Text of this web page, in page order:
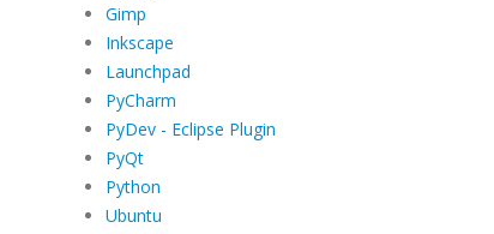
Gimp
Inkscape
Launchpad
PyCharm
PyDev - Eclipse Plugin
PyQt
Python
Ubuntu